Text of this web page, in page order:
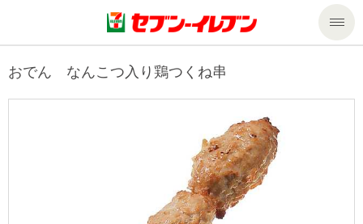
商品のご案内
おでん なんこつ入り鶏つくね串